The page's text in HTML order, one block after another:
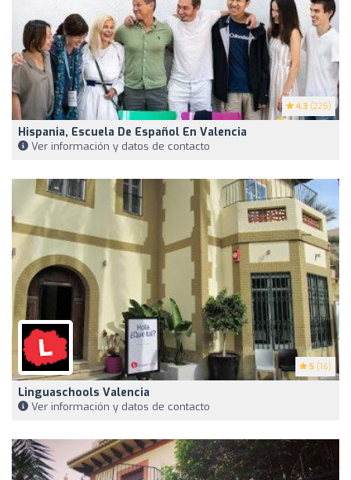
4.3 (225)
Hispania, Escuela De Español En Valencia
Ver información y datos de contacto
5 (16)
Linguaschools Valencia
Ver información y datos de contacto